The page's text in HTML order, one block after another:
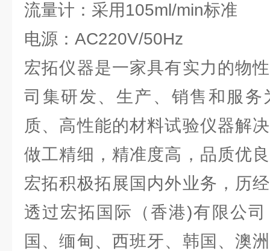
流量计：采用105ml/min标准
电源：AC220V/50Hz
宏拓仪器是一家具有实力的物
司集研发、生产、销售和服务
质、高性能的材料试验仪器解
做工精细，精准度高，品质优
宏拓积极拓展国内外业务，历
透过宏拓国际（香港)有限公
国、缅甸、西班牙、韩国、澳